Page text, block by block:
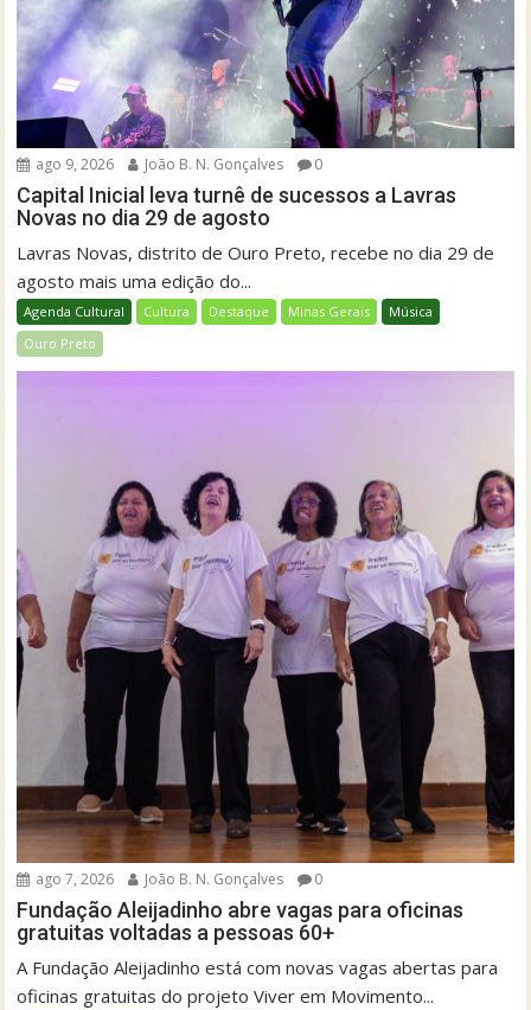
ago 9, 2026 João B. N. Gonçalves 0
Capital Inicial leva turnê de sucessos a Lavras
Novas no dia 29 de agosto
Lavras Novas, distrito de Ouro Preto, recebe no dia 29 de
agosto mais uma edição do...
Agenda Cultural Cultura Destaque Minas Gerais
Música
Ouro Preto
ago 7, 2026 João B. N. Gonçalves 0
Fundação Aleijadinho abre vagas para oficinas
gratuitas voltadas a pessoas 60+
A Fundação Aleijadinho está com novas vagas abertas para
oficinas gratuitas do projeto Viver em Movimento...